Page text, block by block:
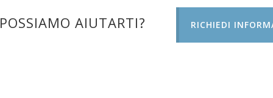
AIUTARTI? RICHIEDI